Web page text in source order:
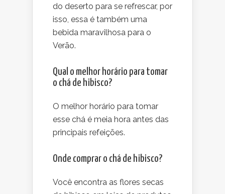
do deserto para se refrescar, por
isso, essa é também uma
bebida maravilhosa para o
Verão.
Qual o melhor horário para tomar
o chá de hibisco?
O melhor horário para tomar
esse chá é meia hora antes das
principais refeições.
Onde comprar o chá de hibisco?
Você encontra as flores secas